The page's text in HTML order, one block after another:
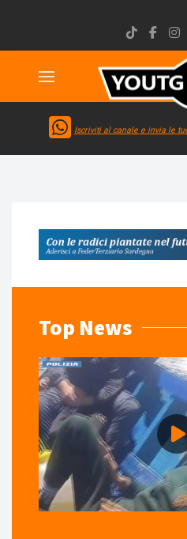
Iscriviti al canale e invia le
Top News